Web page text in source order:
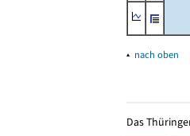
▴ nach oben
Das